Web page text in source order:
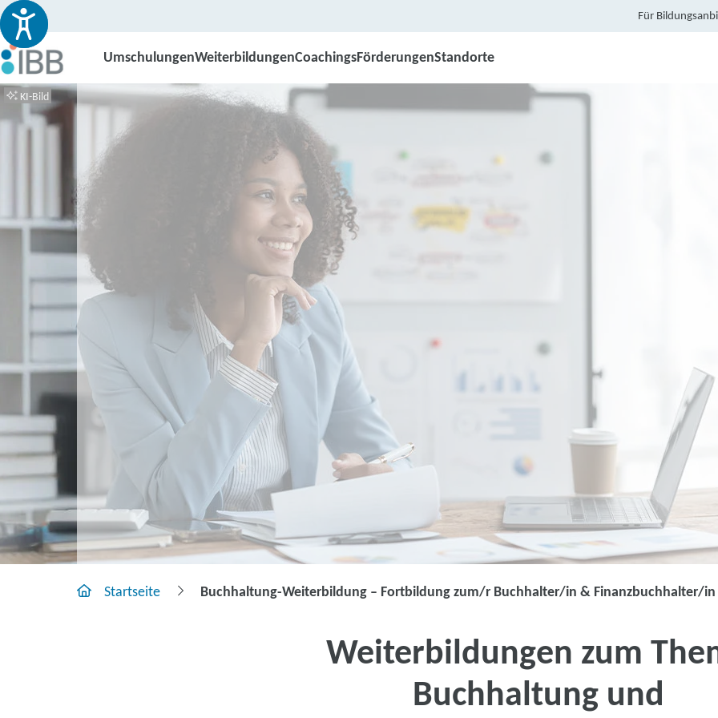
Für
UmschulungenWeiterbildungenCoachingsFörderungenStandorte
KI-Bild
hochwertig, praxisnah
Berufliches Profil
Startseite Buchhaltung-Weiterbildung – Fortbildung zum/r Buchhalter/in & Finanzbuchhalter/in
Weiterbildungen zum
Buchhaltung und